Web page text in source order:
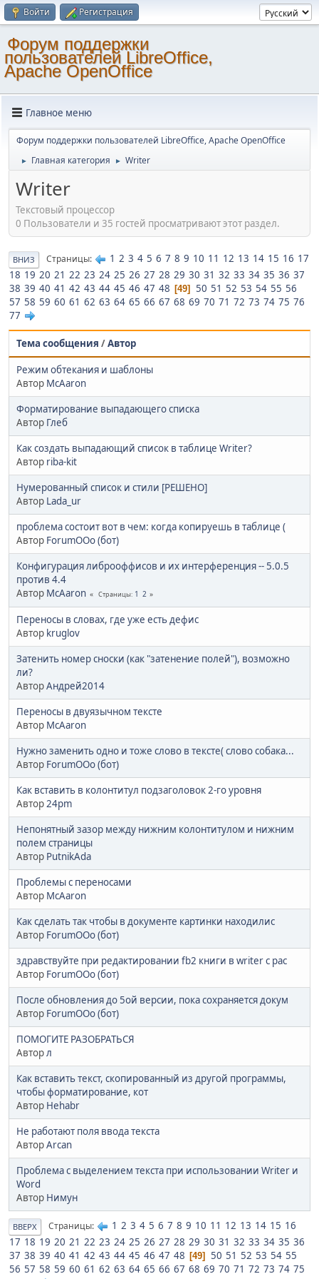
Войти Регистрация
Форум поддержки
пользователей LibreOffice,
Apache OpenOffice
Главное меню
Форум поддержки пользователей LibreOffice, Apache OpenOffice
► Главная категория ► Writer
Writer
Текстовый процессор
0 Пользователи и 35 гостей просматривают этот раздел.
ВНИЗ Страницы 1 2 3 4 5 6 7 8 9 10 11 12 13 14 15 16 17
18 19 20 21 22 23 24 25 26 27 28 29 30 31 32 33 34 35 36 37
38 39 40 41 42 43 44 45 46 47 48 49 50 51 52 53 54 55 56
57 58 59 60 61 62 63 64 65 66 67 68 69 70 71 72 73 74 75 76
77
Тема сообщения /Автор
Режим обтекания и шаблоны
Автор McAaron
Форматирование выпадающего списка
Автор Глеб
Как создать выпадающий список в таблице Writer?
Автор riba-kit
Нумерованный список и стили [РЕШЕНО]
Автор Lada_ur
проблема состоит вот в чем: когда копируешь в таблице (
Автор ForumOOo (бот)
Конфигурация либрооффисов и их интерференция -- 5.0.5
против 4.4
Автор McAaron Страницы 1 2
Переносы в словах, где уже есть дефис
Автор kruglov
Затенить номер сноски (как "затенение полей"), возможно
ли?
АвторАндрей2014
Переносы в двуязычном тексте
Автор McAaron
Нужно заменить одно и тоже слово в тексте( слово собака...
Автор ForumOOo (бот)
Как вставить в колонтитул подзаголовок 2-го уровня
Автор 24pm
Непонятный зазор между нижним колонтитулом и нижним
полем страницы
Автор PutnikAda
Проблемы с переносами
Автор McAaron
Как сделать так чтобы в документе картинки находилис
Автор ForumOOo (бот)
здравствуйте при редактировании fb2 книги в writer с рас
Автор ForumOOo (бот)
После обновления до 5ой версии, пока сохраняется докум
Автор ForumOOo (бот)
ПОМОГИТЕ РАЗОБРАТЬСЯ
Авторл
Как вставить текст, скопированный из другой программы,
чтобы форматирование, кот
Автор Hehabr
Не работают поля ввода текста
АвторArcan
Проблема с выделением текста при использовании Writer и
Word
Автор Нимун
ВВЕРХ Страницы 1 2 3 4 5 6 7 8 9 10 11 12 13 14 15 16
17 18 19 20 21 22 23 24 25 26 27 28 29 30 31 32 33 34 35 36
37 38 39 40 41 42 43 44 45 46 47 48 49 50 51 52 53 54 55
56 57 58 59 60 61 62 63 64 65 66 67 68 69 70 71 72 73 74 75